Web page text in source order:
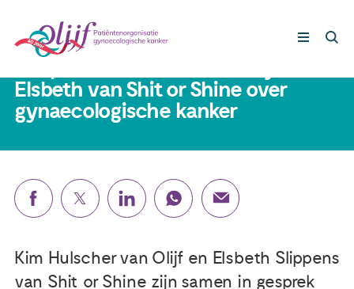
Gynaecologische kankers
Lotgenoten
Leven met/na kanker
30 september 2021
Elsbeth van Shit or Shine over
gynaecologische kanker
Kim Hulscher van Olijf en Elsbeth Slippens
van Shit or Shine zijn samen in gesprek